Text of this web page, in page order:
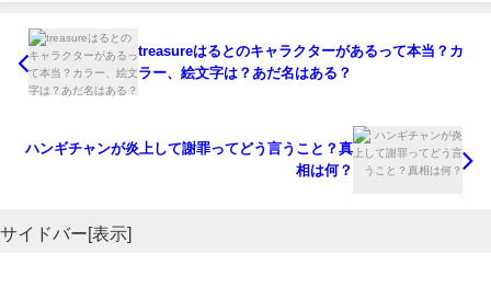
つまり、話題作『love by chance』が、無料で視聴できま
すよ！
treasureはるとのキャラクターがあるって本当？カ
ラー、絵文字は？あだ名はある？
ハンギチャンが炎上して謝罪ってどう言うこと？真
相は何？
サイドバー[表示]